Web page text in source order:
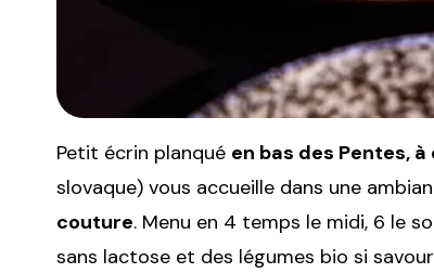
Petit écrin planqué en bas des Pentes, à
slovaque) vous accueille dans une
couture. Menu en 4 temps le midi, 6 le
sans lactose et des légumes bio si